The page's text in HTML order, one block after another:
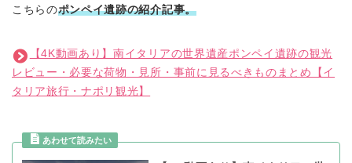
こちらのポンペイ遺跡の紹介記事。
【4K動画あり】南イタリアの世界遺産ポンペイ遺跡の観光
レビュー・必要な荷物・見所・事前に見るべきものまとめ【イ
タリア旅行・ナポリ観光】